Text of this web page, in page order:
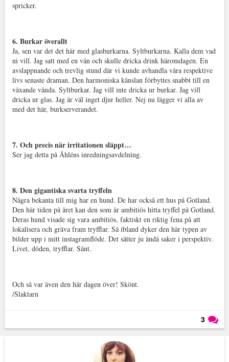
spricker.
6. Burkar överallt
Ja, sen var det det här med glasburkarna. Syltburkarna. Kalla dem vad
ni vill. Jag satt med en vän och skulle dricka drink häromdagen. En
avslappnande och trevlig stund där vi kunde avhandla våra respektive
livs senaste draman. Den harmoniska känslan förbyttes snabbt till en
växande vånda. Syltburkar. Jag vill inte dricka ur burkar. Jag vill
dricka ur glas. Jag är väl inget djur heller. Nej nu lägger vi alla av
med det här, burkserverandet.
7. Och precis när irritationen släppt…
Ser jag detta på Åhléns inredningsavdelning.
8. Den gigantiska svarta tryffeln
Några bekanta till mig har en hund. De har också ett hus på Gotland.
Den här tiden på året kan den som är ambitiös hitta tryffel på Gotland.
Deras hund visade sig vara ambitiös, faktiskt en riktig fena på att
lokalisera och gräva fram tryfflar. Så ibland dyker den här typen av
bilder upp i mitt instagramflöde. Det sätter ju ändå saker i perspektiv.
Livet, döden, tryfflar. Sånt.
Och så var även den här dagen över! Skönt.
/Slaktarn
3